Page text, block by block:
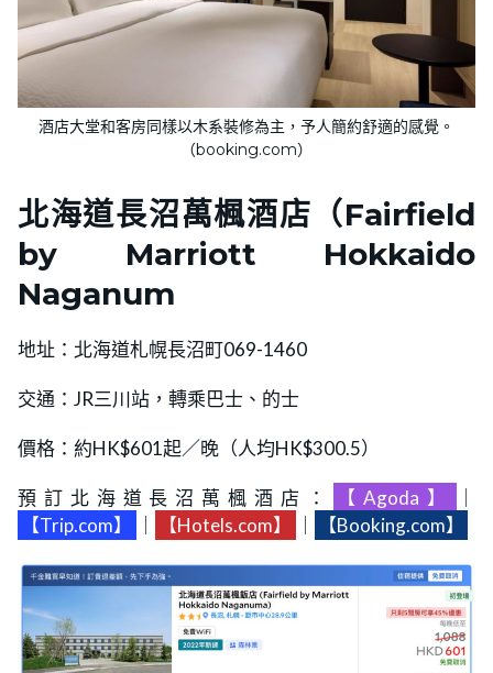
酒店大堂和客房同樣以木系裝修為主，予人簡約舒適的感覺。
（booking.com）
北海道長沼萬楓酒店（Fairfield
by Marriott Hokkaido
Naganum
地址：北海道札幌長沼町069-1460
交通：JR三川站，轉乘巴士、的士
價格：約HK$601起／晚（人均HK$300.5）
預訂北海道長沼萬楓酒店： 【Agoda】
【Trip.com】
【Hotels.com】 【Booking.com】